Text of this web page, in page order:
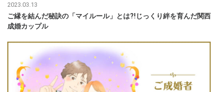
2023.03.13
ご縁を結んだ秘訣の「マイルール」とは?!じっくり絆を育んだ関西
成婚カップル